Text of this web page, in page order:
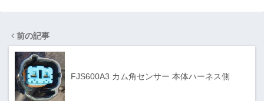
前の記事
FJS600A3 カム角センサー 本体ハーネス側